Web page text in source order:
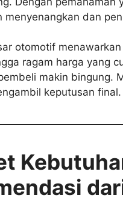
menyenangkan dan
otomotif
ragam harga yang
makin bingung.
keputusan final.